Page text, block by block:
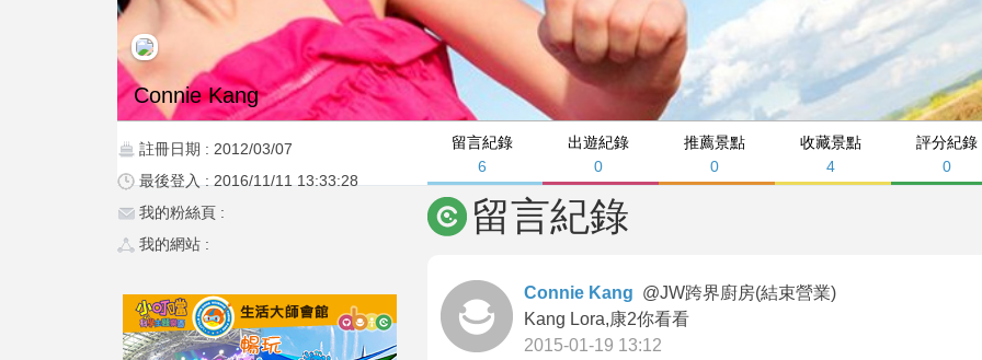
留言紀錄
6
出遊紀錄
0
推薦景點
0
收藏景點
4
評分紀錄
0
Connie Kang
註冊日期 : 2012/03/07
最後登入 : 2016/11/11 13:33:28
我的粉絲頁 :
我的網站 :
留言紀錄
Connie Kang @JW跨界廚房(結束營業)
Kang Lora,康2你看看
2015-01-19 13:12